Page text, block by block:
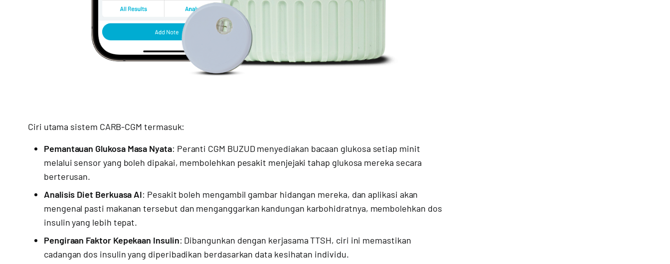
Ciri utama sistem CARB-CGM termasuk:
Pemantauan Glukosa Masa Nyata: Peranti CGM BUZUD menyediakan bacaan glukosa setiap minit
melalui sensor yang boleh dipakai, membolehkan pesakit menjejaki tahap glukosa mereka secara
berterusan.
Analisis Diet Berkuasa AI: Pesakit boleh mengambil gambar hidangan mereka, dan aplikasi akan
mengenal pasti makanan tersebut dan menganggarkan kandungan karbohidratnya, membolehkan dos
insulin yang lebih tepat.
Pengiraan Faktor Kepekaan Insulin: Dibangunkan dengan kerjasama TTSH, ciri ini memastikan
cadangan dos insulin yang diperibadikan berdasarkan data kesihatan individu.